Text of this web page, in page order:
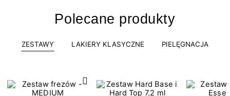
Polecane produkty
ZESTAWY LAKIERY KLASYCZNE PIELĘGNACJA